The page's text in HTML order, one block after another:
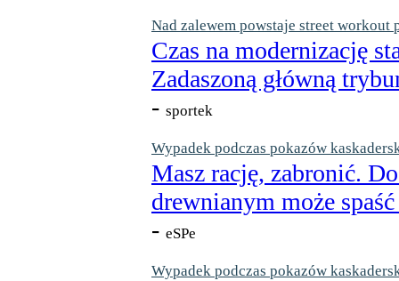
Nad zalewem powstaje street workout
Czas na modernizację
Zadaszoną główną
- sportek
Wypadek podczas pokazów
Masz rację, zabronić.
drewnianym może
- eSPe
Wypadek podczas pokazów